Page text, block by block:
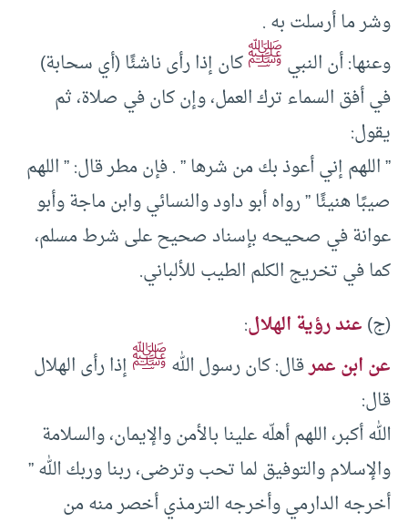
وشر ما أرسلت به .
وعنها: أن النبيﷺكان إذا رأى ناشئًا (أي سحابة)
في أفق السماء ترك العمل، وإن كان في صلاة، ثم
يقول:
” اللهم إني أعوذ بك من شرها ” . فإن مطر قال: ” اللهم
صيبًا هنيئًا ” رواه أبو داود والنسائي وابن ماجة وأبو
عوانة في صحيحه بإسناد صحيح على شرط مسلم،
كما في تخريج الكلم الطيب للألباني.
(ج)عند رؤية الهلال:
عن ابن عمرقال: كان رسول اللهﷺإذا رأى الهلال
قال:
الله أكبر، اللهم أهلّه علينا بالأمن والإيمان، والسلامة
والإسلام والتوفيق لما تحب وترضى، ربنا وربك الله ”
أخرجه الدارمي وأخرجه الترمذي أخصر منه من